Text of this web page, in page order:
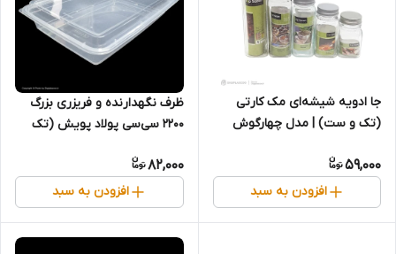
جا ادویه شیشه‌ای مک کارتی
(تک و ست) | مدل چهارگوش
59,000
افزودن به سبد
ظرف نگهدارنده و فریزری بزرگ
۲۲۰۰ سی‌سی پولاد پویش (تک
82,000
افزودن به سبد